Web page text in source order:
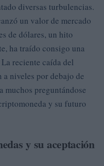
diversas turbulencias.
un valor de mercado
de dólares, un hito
ha traído consigo una
reciente caída del
niveles por debajo de
muchos preguntándose
y su futuro
y su aceptación